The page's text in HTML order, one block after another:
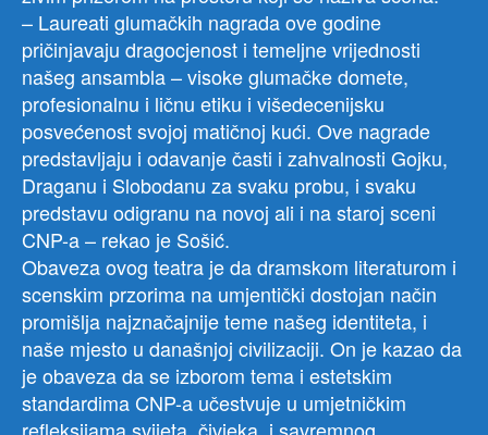
– Laureati glumačkih nagrada ove godine
pričinjavaju dragocjenost i temeljne vrijednosti
našeg ansambla – visoke glumačke domete,
profesionalnu i ličnu etiku i višedecenijsku
posvećenost svojoj matičnoj kući. Ove nagrade
predstavljaju i odavanje časti i zahvalnosti Gojku,
Draganu i Slobodanu za svaku probu, i svaku
predstavu odigranu na novoj ali i na staroj sceni
CNP-a – rekao je Sošić.
Obaveza ovog teatra je da dramskom literaturom i
scenskim przorima na umjentički dostojan način
promišlja najznačajnije teme našeg identiteta, i
naše mjesto u današnjoj civilizaciji. On je kazao da
je obaveza da se izborom tema i estetskim
standardima CNP-a učestvuje u umjetničkim